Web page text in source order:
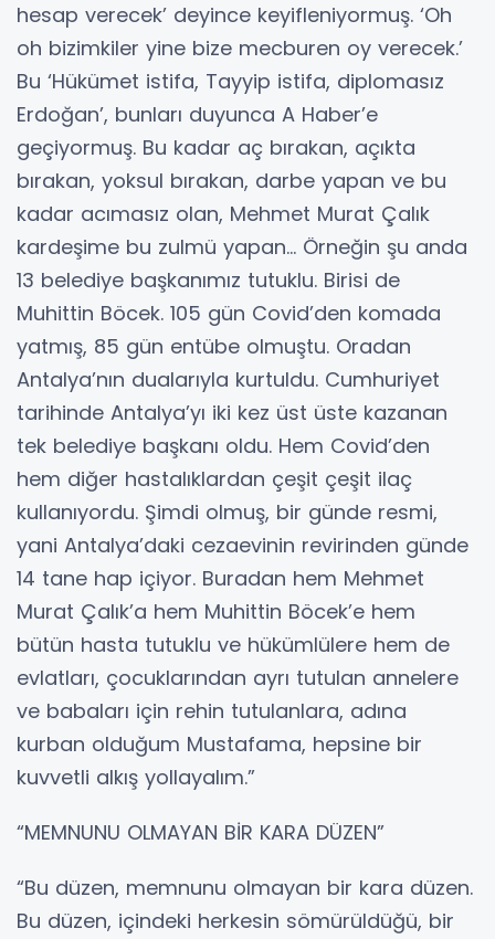
hesap verecek’ deyince keyifleniyormuş. ‘Oh
oh bizimkiler yine bize mecburen oy verecek.’
Bu ‘Hükümet istifa, Tayyip istifa, diplomasız
Erdoğan’, bunları duyunca A Haber’e
geçiyormuş. Bu kadar aç bırakan, açıkta
bırakan, yoksul bırakan, darbe yapan ve bu
kadar acımasız olan, Mehmet Murat Çalık
kardeşime bu zulmü yapan… Örneğin şu anda
13 belediye başkanımız tutuklu. Birisi de
Muhittin Böcek. 105 gün Covid’den komada
yatmış, 85 gün entübe olmuştu. Oradan
Antalya’nın dualarıyla kurtuldu. Cumhuriyet
tarihinde Antalya’yı iki kez üst üste kazanan
tek belediye başkanı oldu. Hem Covid’den
hem diğer hastalıklardan çeşit çeşit ilaç
kullanıyordu. Şimdi olmuş, bir günde resmi,
yani Antalya’daki cezaevinin revirinden günde
14 tane hap içiyor. Buradan hem Mehmet
Murat Çalık’a hem Muhittin Böcek’e hem
bütün hasta tutuklu ve hükümlülere hem de
evlatları, çocuklarından ayrı tutulan annelere
ve babaları için rehin tutulanlara, adına
kurban olduğum Mustafama, hepsine bir
kuvvetli alkış yollayalım.”
“MEMNUNU OLMAYAN BİR KARA DÜZEN”
“Bu düzen, memnunu olmayan bir kara düzen.
Bu düzen, içindeki herkesin sömürüldüğü, bir